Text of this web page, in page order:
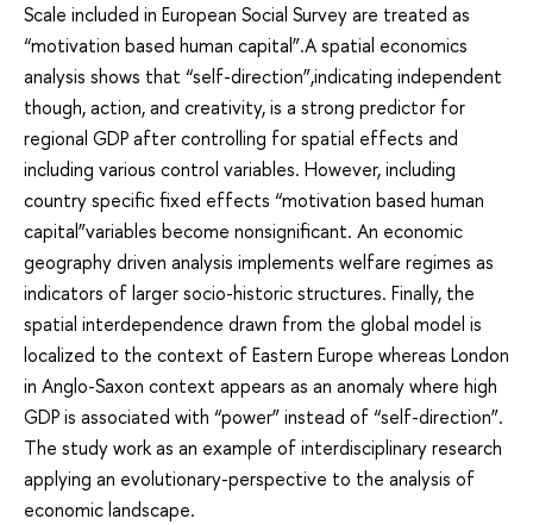
Scale included in European Social Survey are treated as
“motivation based human capital”.A spatial economics
analysis shows that “self-direction”,indicating independent
though, action, and creativity, is a strong predictor for
regional GDP after controlling for spatial effects and
including various control variables. However, including
country specific fixed effects “motivation based human
capital”variables become nonsignificant. An economic
geography driven analysis implements welfare regimes as
indicators of larger socio-historic structures. Finally, the
spatial interdependence drawn from the global model is
localized to the context of Eastern Europe whereas London
in Anglo-Saxon context appears as an anomaly where high
GDP is associated with “power” instead of “self-direction”.
The study work as an example of interdisciplinary research
applying an evolutionary-perspective to the analysis of
economic landscape.